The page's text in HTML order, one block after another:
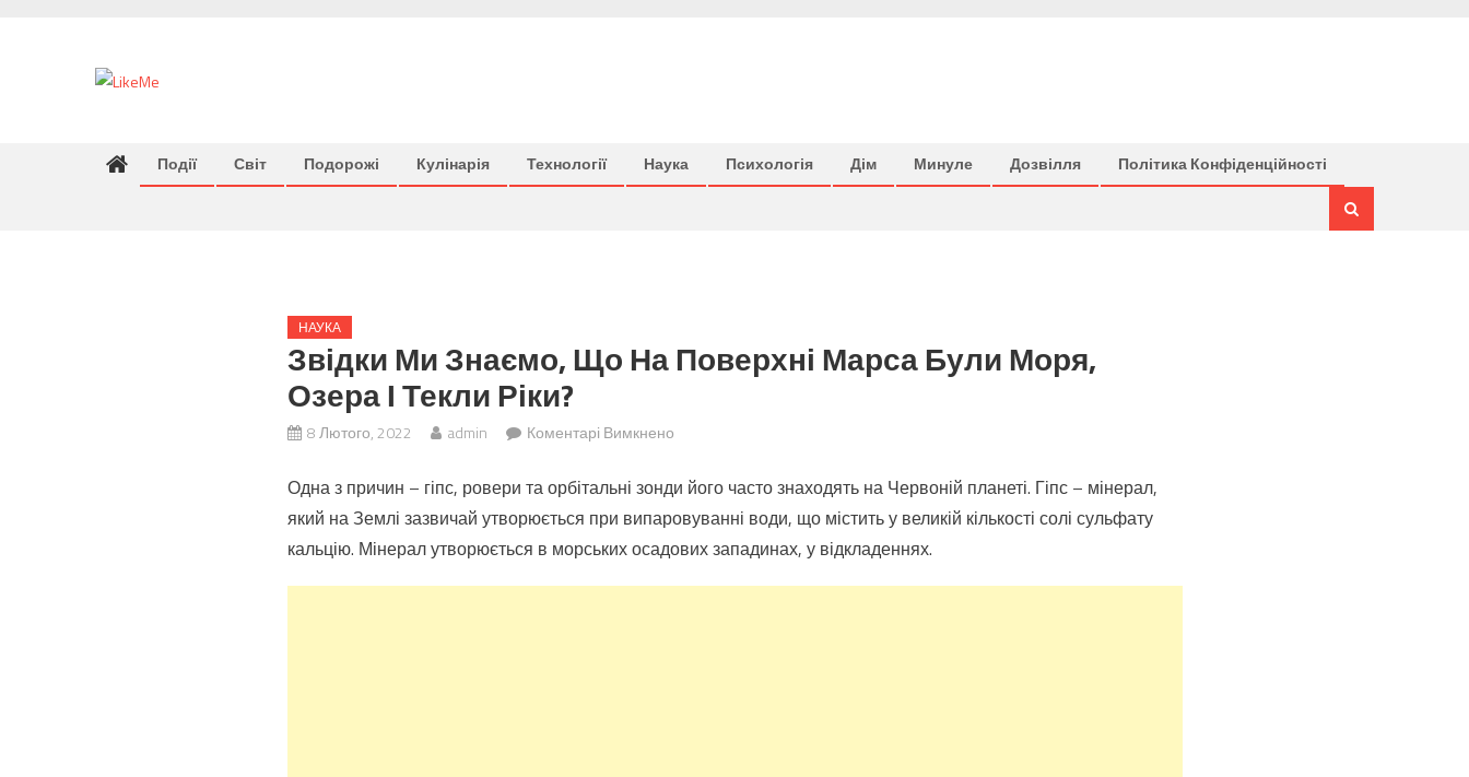
Події Світ Подорожі Кулінарія Технології Наука Психологія Дім Минуле Дозвілля Політика Конфіденційності
НАУКА
Звідки Ми Знаємо, Що На Поверхні Марса Були Моря,
Озера І Текли Ріки?
8 Лютого, 2022 admin Коментарі Вимкненодо
ми
знаємо,
що
Одна з причин – гіпс, ровери та орбітальні зонди його часто знаходять на Червоній планеті. Гіпс – мінерал,
який на Землі зазвичай утворюється при випаровуванні води, що містить у великій кількості солі сульфату
кальцію. Мінерал утворюється в морських осадових западинах, у відкладеннях.